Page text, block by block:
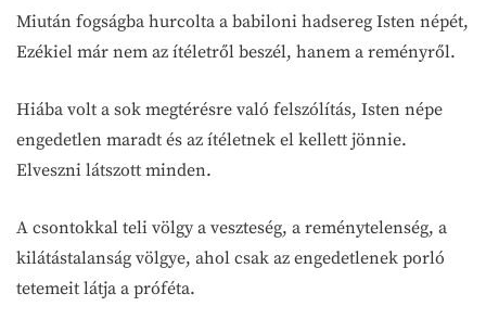
Miután fogságba hurcolta a babiloni hadsereg Isten népét,
Ezékiel már nem az ítéletről beszél, hanem a reményről.
Hiába volt a sok megtérésre való felszólítás, Isten népe
engedetlen maradt és az ítéletnek el kellett jönnie.
Elveszni látszott minden.
A csontokkal teli völgy a veszteség, a reménytelenség, a
kilátástalanság völgye, ahol csak az engedetlenek porló
tetemeit látja a próféta.